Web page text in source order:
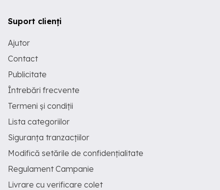
Suport clienți
Ajutor
Contact
Publicitate
Întrebări frecvente
Termeni și condiții
Lista categoriilor
Siguranța tranzacțiilor
Modifică setările de confidențialitate
Regulament Campanie
Livrare cu verificare colet